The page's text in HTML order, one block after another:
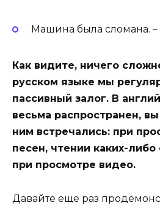
Машина была сломана.
Как видите, ничего
русском языке мы
пассивный залог. В
весьма распространен,
ним встречались: при
песен, чтении каких-либо
при просмотре видео.
Давайте еще раз